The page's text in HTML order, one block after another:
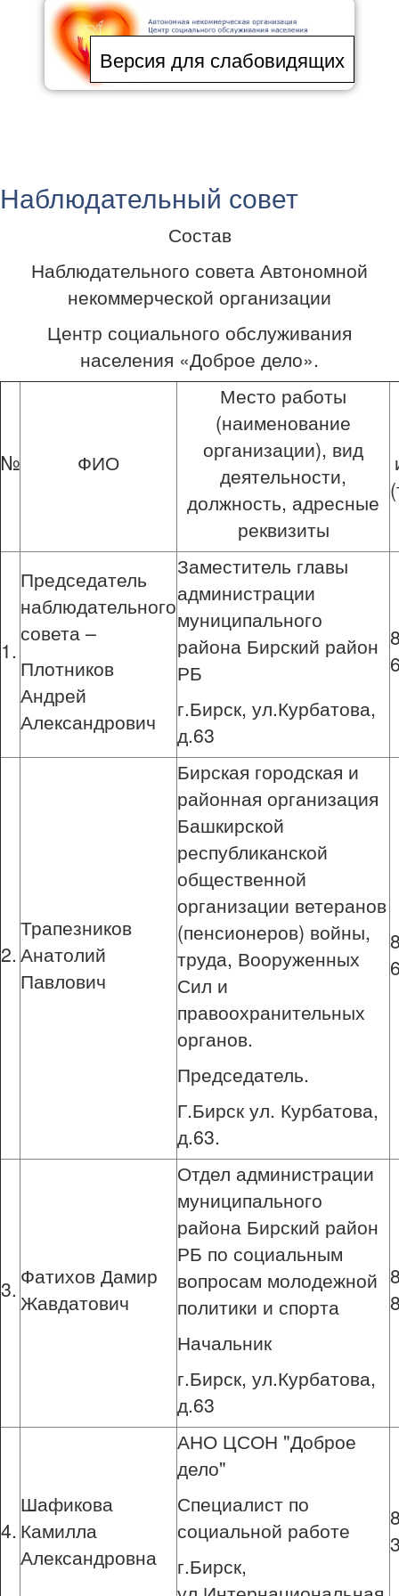
Версия для слабовидящих
Наблюдательный совет
Состав
Наблюдательного совета Автономной
некоммерческой организации
Центр социального обслуживания
населения «Доброе дело».
№ ФИО
Место работы
(наименование
организации), вид
деятельности,
должность, адресные
реквизиты
1.
Председатель
наблюдательного
совета –
Плотников
Андрей
Александрович
Заместитель главы
администрации
муниципального
района Бирский район
РБ
г.Бирск, ул.Курбатова,
д.63
2.
Трапезников
Анатолий
Павлович
Бирская городская и
районная организация
Башкирской
республиканской
общественной
организации ветеранов
(пенсионеров) войны,
труда, Вооруженных
Сил и
правоохранительных
органов.
Председатель.
Г.Бирск ул. Курбатова,
д.63.
3. Фатихов Дамир
Жавдатович
Отдел администрации
муниципального
района Бирский район
РБ по социальным
вопросам молодежной
политики и спорта
Начальник
г.Бирск, ул.Курбатова,
д.63
4.
Шафикова
Камилла
Александровна
АНО ЦСОН "Доброе
дело"
Специалист по
социальной работе
г.Бирск,